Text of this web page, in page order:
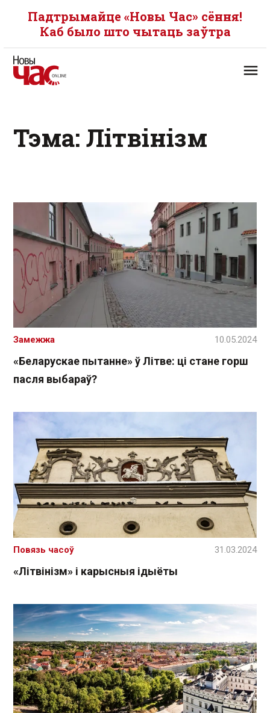
Падтрымайце «Новы Час» сёння!
Каб было што чытаць заўтра
Тэма: Літвінізм
«Беларускае пытанне» ў Літве: ці стане горш
пасля выбараў?
Замежжа 10.05.2024
«Літвінізм» і карысныя ідыёты
Повязь часоў 31.03.2024